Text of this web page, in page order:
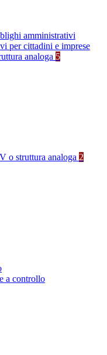
amministrativi
per cittadini e imprese
analoga 5
o struttura analoga 2
a controllo